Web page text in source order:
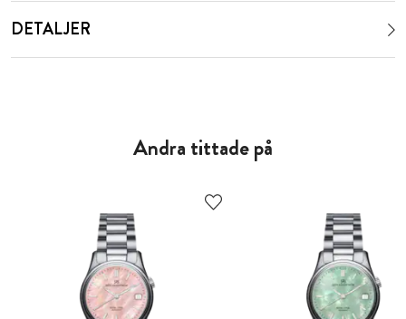
DETALJER
Andra tittade på